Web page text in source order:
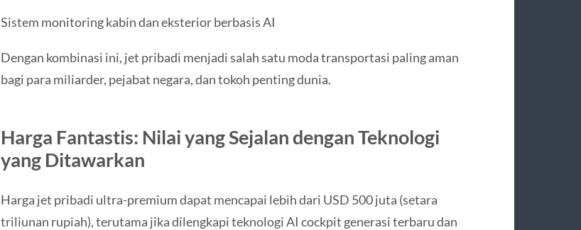
Sistem monitoring kabin dan eksterior berbasis AI
Dengan kombinasi ini, jet pribadi menjadi salah satu moda transportasi paling aman
bagi para miliarder, pejabat negara, dan tokoh penting dunia.
Harga Fantastis: Nilai yang Sejalan dengan Teknologi
yang Ditawarkan
Harga jet pribadi ultra-premium dapat mencapai lebih dari USD 500 juta (setara
triliunan rupiah), terutama jika dilengkapi teknologi AI cockpit generasi terbaru dan